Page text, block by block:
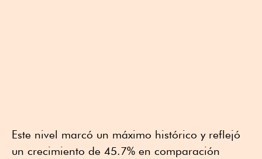
Este nivel marcó un máximo histórico y reflejó
un crecimiento de 45.7% en comparación